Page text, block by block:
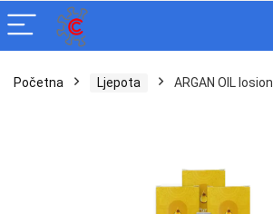
Početna Ljepota ARGAN OIL losion